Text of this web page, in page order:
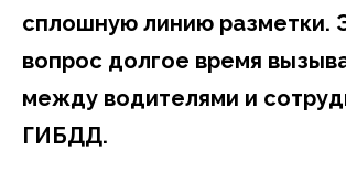
сплошную линию разметки.
вопрос долгое время
между водителями и
ГИБДД.